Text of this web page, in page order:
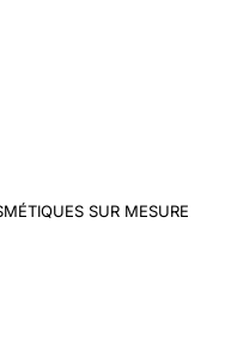
SUR MESURE